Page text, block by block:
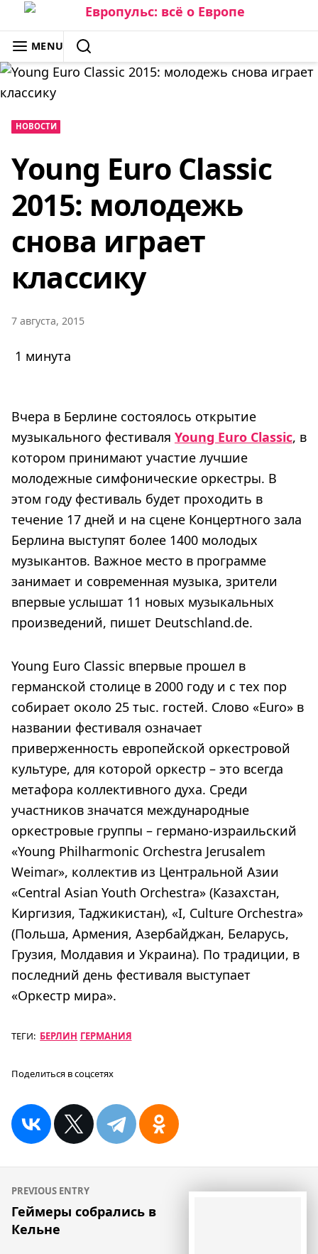
Skip
to
content
ЕВРОПУЛЬС: ВСЁ О ЕВРОПЕ
MENU
SEARCH
НОВОСТИ
Young Euro Classic
2015: молодежь
снова играет
классику
7 августа, 2015
1 минута
Вчера в Берлине состоялось открытие
музыкального фестиваля Young Euro Classic, в
котором принимают участие лучшие
молодежные симфонические оркестры. В
этом году фестиваль будет проходить в
течение 17 дней и на сцене Концертного зала
Берлина выступят более 1400 молодых
музыкантов. Важное место в программе
занимает и современная музыка, зрители
впервые услышат 11 новых музыкальных
произведений, пишет Deutschland.de.
Young Euro Classic впервые прошел в
германской столице в 2000 году и с тех пор
собирает около 25 тыс. гостей. Слово «Euro» в
названии фестиваля означает
приверженность европейской оркестровой
культуре, для которой оркестр – это всегда
метафора коллективного духа. Среди
участников значатся международные
оркестровые группы – германо-израильский
«Young Philharmonic Orchestra Jerusalem
Weimar», коллектив из Центральной Азии
«Central Asian Youth Orchestra» (Казахстан,
Киргизия, Таджикистан), «I, Culture Orchestra»
(Польша, Армения, Азербайджан, Беларусь,
Грузия, Молдавия и Украина). По традиции, в
последний день фестиваля выступает
«Оркестр мира».
ТЕГИ: БЕРЛИН ГЕРМАНИЯ
Поделиться в соцсетях
Навигация
по
записям
PREVIOUS ENTRY
Геймеры собрались в
Кельне